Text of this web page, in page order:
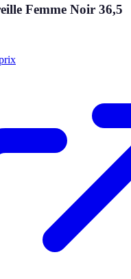
Femme Noir 36,5